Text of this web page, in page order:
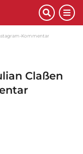
Kommentar
Claßen